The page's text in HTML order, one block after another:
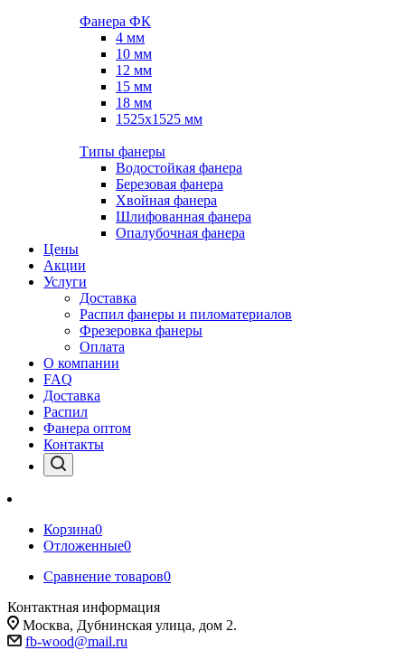
Фанера ФК
4 мм
10 мм
12 мм
15 мм
18 мм
1525х1525 мм
Типы фанеры
Водостойкая фанера
Березовая фанера
Хвойная фанера
Шлифованная фанера
Опалубочная фанера
Цены
Акции
Услуги
Доставка
Распил фанеры и пиломатериалов
Фрезеровка фанеры
Оплата
О компании
FAQ
Доставка
Распил
Фанера оптом
Контакты
Корзина0
Отложенные0
Сравнение товаров0
Контактная информация
Москва, Дубнинская улица, дом 2.
fb-wood@mail.ru